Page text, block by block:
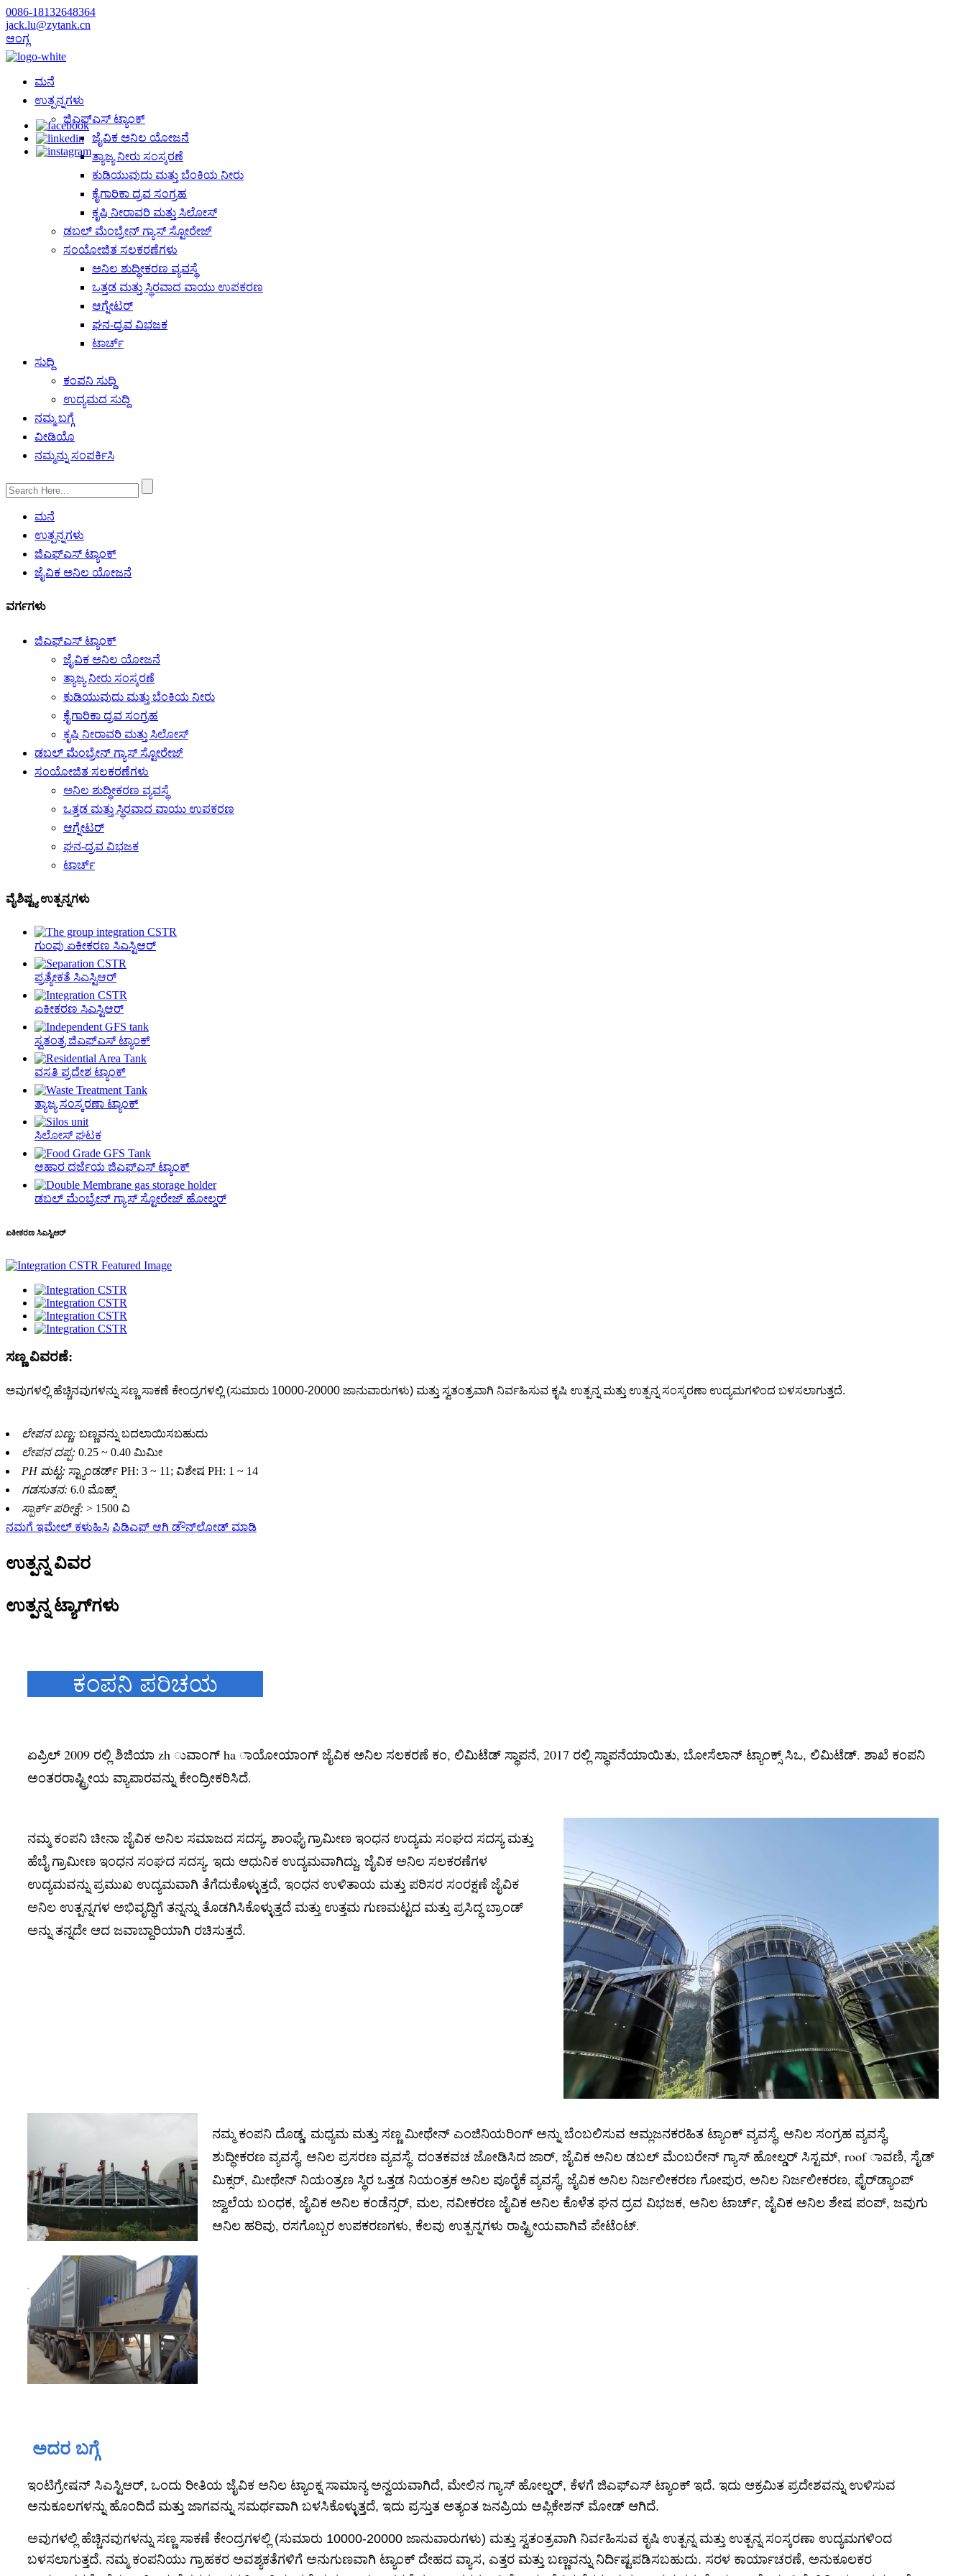
0086-18132648364
jack.lu@zytank.cn
ಆಂಗ್ಲ
ಮನೆ
ಉತ್ಪನ್ನಗಳು
ಜಿಎಫ್‌ಎಸ್ ಟ್ಯಾಂಕ್
ಜೈವಿಕ ಅನಿಲ ಯೋಜನೆ
ತ್ಯಾಜ್ಯ ನೀರು ಸಂಸ್ಕರಣೆ
ಕುಡಿಯುವುದು ಮತ್ತು ಬೆಂಕಿಯ ನೀರು
ಕೈಗಾರಿಕಾ ದ್ರವ ಸಂಗ್ರಹ
ಕೃಷಿ ನೀರಾವರಿ ಮತ್ತು ಸಿಲೋಸ್
ಡಬಲ್ ಮೆಂಬ್ರೇನ್ ಗ್ಯಾಸ್ ಸ್ಟೋರೇಜ್
ಸಂಯೋಜಿತ ಸಲಕರಣೆಗಳು
ಅನಿಲ ಶುದ್ಧೀಕರಣ ವ್ಯವಸ್ಥೆ
ಒತ್ತಡ ಮತ್ತು ಸ್ಥಿರವಾದ ವಾಯು ಉಪಕರಣ
ಆಗ್ನೇಟರ್
ಘನ-ದ್ರವ ವಿಭಜಕ
ಟಾರ್ಚ್
ಸುದ್ದಿ
ಕಂಪನಿ ಸುದ್ದಿ
ಉದ್ಯಮದ ಸುದ್ದಿ
ನಮ್ಮ ಬಗ್ಗೆ
ವೀಡಿಯೊ
ನಮ್ಮನ್ನು ಸಂಪರ್ಕಿಸಿ
ಮನೆ
ಉತ್ಪನ್ನಗಳು
ಜಿಎಫ್‌ಎಸ್ ಟ್ಯಾಂಕ್
ಜೈವಿಕ ಅನಿಲ ಯೋಜನೆ
ವರ್ಗಗಳು
ಜಿಎಫ್‌ಎಸ್ ಟ್ಯಾಂಕ್
ಜೈವಿಕ ಅನಿಲ ಯೋಜನೆ
ತ್ಯಾಜ್ಯ ನೀರು ಸಂಸ್ಕರಣೆ
ಕುಡಿಯುವುದು ಮತ್ತು ಬೆಂಕಿಯ ನೀರು
ಕೈಗಾರಿಕಾ ದ್ರವ ಸಂಗ್ರಹ
ಕೃಷಿ ನೀರಾವರಿ ಮತ್ತು ಸಿಲೋಸ್
ಡಬಲ್ ಮೆಂಬ್ರೇನ್ ಗ್ಯಾಸ್ ಸ್ಟೋರೇಜ್
ಸಂಯೋಜಿತ ಸಲಕರಣೆಗಳು
ಅನಿಲ ಶುದ್ಧೀಕರಣ ವ್ಯವಸ್ಥೆ
ಒತ್ತಡ ಮತ್ತು ಸ್ಥಿರವಾದ ವಾಯು ಉಪಕರಣ
ಆಗ್ನೇಟರ್
ಘನ-ದ್ರವ ವಿಭಜಕ
ಟಾರ್ಚ್
ವೈಶಿಷ್ಟ್ಯ ಉತ್ಪನ್ನಗಳು
ಗುಂಪು ಏಕೀಕರಣ ಸಿಎಸ್ಟಿಆರ್
ಪ್ರತ್ಯೇಕತೆ ಸಿಎಸ್ಟಿಆರ್
ಏಕೀಕರಣ ಸಿಎಸ್ಟಿಆರ್
ಸ್ವತಂತ್ರ ಜಿಎಫ್‌ಎಸ್ ಟ್ಯಾಂಕ್
ವಸತಿ ಪ್ರದೇಶ ಟ್ಯಾಂಕ್
ತ್ಯಾಜ್ಯ ಸಂಸ್ಕರಣಾ ಟ್ಯಾಂಕ್
ಸಿಲೋಸ್ ಘಟಕ
ಆಹಾರ ದರ್ಜೆಯ ಜಿಎಫ್‌ಎಸ್ ಟ್ಯಾಂಕ್
ಡಬಲ್ ಮೆಂಬ್ರೇನ್ ಗ್ಯಾಸ್ ಸ್ಟೋರೇಜ್ ಹೋಲ್ಡರ್
ಏಕೀಕರಣ ಸಿಎಸ್ಟಿಆರ್
ಸಣ್ಣ ವಿವರಣೆ:
ಅವುಗಳಲ್ಲಿ ಹೆಚ್ಚಿನವುಗಳನ್ನು ಸಣ್ಣ ಸಾಕಣೆ ಕೇಂದ್ರಗಳಲ್ಲಿ (ಸುಮಾರು 10000-20000 ಜಾನುವಾರುಗಳು) ಮತ್ತು ಸ್ವತಂತ್ರವಾಗಿ ನಿರ್ವಹಿಸುವ ಕೃಷಿ ಉತ್ಪನ್ನ ಮತ್ತು ಉತ್ಪನ್ನ ಸಂಸ್ಕರಣಾ ಉದ್ಯಮಗಳಿಂದ ಬಳಸಲಾಗುತ್ತದೆ.
ಲೇಪನ ಬಣ್ಣ: ಬಣ್ಣವನ್ನು ಬದಲಾಯಿಸಬಹುದು
ಲೇಪನ ದಪ್ಪ: 0.25 ~ 0.40 ಮಿಮೀ
PH ಮಟ್ಟ: ಸ್ಟ್ಯಾಂಡರ್ಡ್ PH: 3 ~ 11; ವಿಶೇಷ PH: 1 ~ 14
ಗಡಸುತನ: 6.0 ಮೊಹ್ಸ್
ಸ್ಪಾರ್ಕ್ ಪರೀಕ್ಷೆ: > 1500 ವಿ
ನಮಗೆ ಇಮೇಲ್ ಕಳುಹಿಸಿ ಪಿಡಿಎಫ್ ಆಗಿ ಡೌನ್‌ಲೋಡ್ ಮಾಡಿ
ಉತ್ಪನ್ನ ವಿವರ
ಉತ್ಪನ್ನ ಟ್ಯಾಗ್‌ಗಳು
ಕಂಪನಿ ಪರಿಚಯ
ಏಪ್ರಿಲ್ 2009 ರಲ್ಲಿ ಶಿಜಿಯಾ zh ುವಾಂಗ್ ha ಾಯೋಯಾಂಗ್ ಜೈವಿಕ ಅನಿಲ ಸಲಕರಣೆ ಕಂ, ಲಿಮಿಟೆಡ್ ಸ್ಥಾಪನೆ, 2017 ರಲ್ಲಿ ಸ್ಥಾಪನೆಯಾಯಿತು, ಬೋಸೆಲಾನ್ ಟ್ಯಾಂಕ್ಸ್ ಸಿಒ, ಲಿಮಿಟೆಡ್. ಶಾಖೆ ಕಂಪನಿ
ಅಂತರರಾಷ್ಟ್ರೀಯ ವ್ಯಾಪಾರವನ್ನು ಕೇಂದ್ರೀಕರಿಸಿದೆ.
ನಮ್ಮ ಕಂಪನಿ ಚೀನಾ ಜೈವಿಕ ಅನಿಲ ಸಮಾಜದ ಸದಸ್ಯ, ಶಾಂಘೈ ಗ್ರಾಮೀಣ ಇಂಧನ ಉದ್ಯಮ ಸಂಘದ ಸದಸ್ಯ ಮತ್ತು
ಹೆಬೈ ಗ್ರಾಮೀಣ ಇಂಧನ ಸಂಘದ ಸದಸ್ಯ. ಇದು ಆಧುನಿಕ ಉದ್ಯಮವಾಗಿದ್ದು, ಜೈವಿಕ ಅನಿಲ ಸಲಕರಣೆಗಳ
ಉದ್ಯಮವನ್ನು ಪ್ರಮುಖ ಉದ್ಯಮವಾಗಿ ತೆಗೆದುಕೊಳ್ಳುತ್ತದೆ, ಇಂಧನ ಉಳಿತಾಯ ಮತ್ತು ಪರಿಸರ ಸಂರಕ್ಷಣೆ ಜೈವಿಕ
ಅನಿಲ ಉತ್ಪನ್ನಗಳ ಅಭಿವೃದ್ಧಿಗೆ ತನ್ನನ್ನು ತೊಡಗಿಸಿಕೊಳ್ಳುತ್ತದೆ ಮತ್ತು ಉತ್ತಮ ಗುಣಮಟ್ಟದ ಮತ್ತು ಪ್ರಸಿದ್ಧ ಬ್ರಾಂಡ್
ಅನ್ನು ತನ್ನದೇ ಆದ ಜವಾಬ್ದಾರಿಯಾಗಿ ರಚಿಸುತ್ತದೆ.
ನಮ್ಮ ಕಂಪನಿ ದೊಡ್ಡ, ಮಧ್ಯಮ ಮತ್ತು ಸಣ್ಣ ಮೀಥೇನ್ ಎಂಜಿನಿಯರಿಂಗ್ ಅನ್ನು ಬೆಂಬಲಿಸುವ ಆಮ್ಲಜನಕರಹಿತ ಟ್ಯಾಂಕ್ ವ್ಯವಸ್ಥೆ, ಅನಿಲ ಸಂಗ್ರಹ ವ್ಯವಸ್ಥೆ,
ಶುದ್ಧೀಕರಣ ವ್ಯವಸ್ಥೆ, ಅನಿಲ ಪ್ರಸರಣ ವ್ಯವಸ್ಥೆ. ದಂತಕವಚ ಜೋಡಿಸಿದ ಜಾರ್, ಜೈವಿಕ ಅನಿಲ ಡಬಲ್ ಮೆಂಬರೇನ್ ಗ್ಯಾಸ್ ಹೋಲ್ಡರ್ ಸಿಸ್ಟಮ್, roof ಾವಣಿ, ಸೈಡ್
ಮಿಕ್ಸರ್, ಮೀಥೇನ್ ನಿಯಂತ್ರಣ ಸ್ಥಿರ ಒತ್ತಡ ನಿಯಂತ್ರಕ ಅನಿಲ ಪೂರೈಕೆ ವ್ಯವಸ್ಥೆ, ಜೈವಿಕ ಅನಿಲ ನಿರ್ಜಲೀಕರಣ ಗೋಪುರ, ಅನಿಲ ನಿರ್ಜಲೀಕರಣ, ಫೈರ್‌ಡ್ಯಾಂಪ್
ಜ್ವಾಲೆಯ ಬಂಧಕ, ಜೈವಿಕ ಅನಿಲ ಕಂಡೆನ್ಸರ್, ಮಲ, ನವೀಕರಣ ಜೈವಿಕ ಅನಿಲ ಕೊಳೆತ ಘನ ದ್ರವ ವಿಭಜಕ, ಅನಿಲ ಟಾರ್ಚ್, ಜೈವಿಕ ಅನಿಲ ಶೇಷ ಪಂಪ್, ಜವುಗು
ಅನಿಲ ಹರಿವು, ರಸಗೊಬ್ಬರ ಉಪಕರಣಗಳು, ಕೆಲವು ಉತ್ಪನ್ನಗಳು ರಾಷ್ಟ್ರೀಯವಾಗಿವೆ ಪೇಟೆಂಟ್.
ಅದರ ಬಗ್ಗೆ
ಇಂಟಿಗ್ರೇಷನ್ ಸಿಎಸ್ಟಿಆರ್, ಒಂದು ರೀತಿಯ ಜೈವಿಕ ಅನಿಲ ಟ್ಯಾಂಕ್ನ ಸಾಮಾನ್ಯ ಅನ್ವಯವಾಗಿದೆ, ಮೇಲಿನ ಗ್ಯಾಸ್ ಹೋಲ್ಡರ್, ಕೆಳಗೆ ಜಿಎಫ್ಎಸ್ ಟ್ಯಾಂಕ್ ಇದೆ. ಇದು ಆಕ್ರಮಿತ ಪ್ರದೇಶವನ್ನು ಉಳಿಸುವ
ಅನುಕೂಲಗಳನ್ನು ಹೊಂದಿದೆ ಮತ್ತು ಜಾಗವನ್ನು ಸಮರ್ಥವಾಗಿ ಬಳಸಿಕೊಳ್ಳುತ್ತದೆ, ಇದು ಪ್ರಸ್ತುತ ಅತ್ಯಂತ ಜನಪ್ರಿಯ ಅಪ್ಲಿಕೇಶನ್ ಮೋಡ್ ಆಗಿದೆ.
ಅವುಗಳಲ್ಲಿ ಹೆಚ್ಚಿನವುಗಳನ್ನು ಸಣ್ಣ ಸಾಕಣೆ ಕೇಂದ್ರಗಳಲ್ಲಿ (ಸುಮಾರು 10000-20000 ಜಾನುವಾರುಗಳು) ಮತ್ತು ಸ್ವತಂತ್ರವಾಗಿ ನಿರ್ವಹಿಸುವ ಕೃಷಿ ಉತ್ಪನ್ನ ಮತ್ತು ಉತ್ಪನ್ನ ಸಂಸ್ಕರಣಾ ಉದ್ಯಮಗಳಿಂದ
ಬಳಸಲಾಗುತ್ತದೆ. ನಮ್ಮ ಕಂಪನಿಯು ಗ್ರಾಹಕರ ಅವಶ್ಯಕತೆಗಳಿಗೆ ಅನುಗುಣವಾಗಿ ಟ್ಯಾಂಕ್ ದೇಹದ ವ್ಯಾಸ, ಎತ್ತರ ಮತ್ತು ಬಣ್ಣವನ್ನು ನಿರ್ದಿಷ್ಟಪಡಿಸಬಹುದು. ಸರಳ ಕಾರ್ಯಾಚರಣೆ, ಅನುಕೂಲಕರ